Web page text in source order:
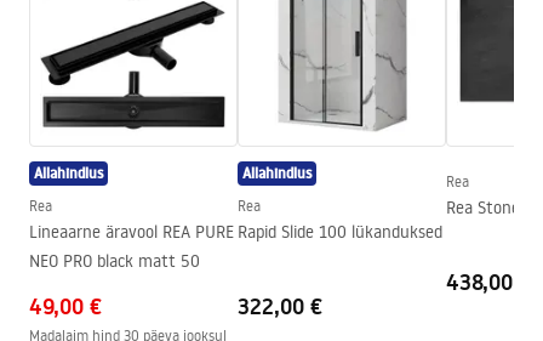
Kattetehnoloogia
Electroplating
Ühenduse läbimõõt
1/2 tolli
Garantii
5 aastat
Garantiitingimused
Warranty_Terms_and_Conditions_Faucets_-_5.pdf
Allahindlus
Rea
Lineaarne äravool REA PURE
NEO PRO black matt 50
49,00 €
Madalaim hind 30 päeva jooksul
Allahindlus
Rea
Rapid Slide 100 lükanduksed
322,00 €
Rea
Rea Stone
438,00 €